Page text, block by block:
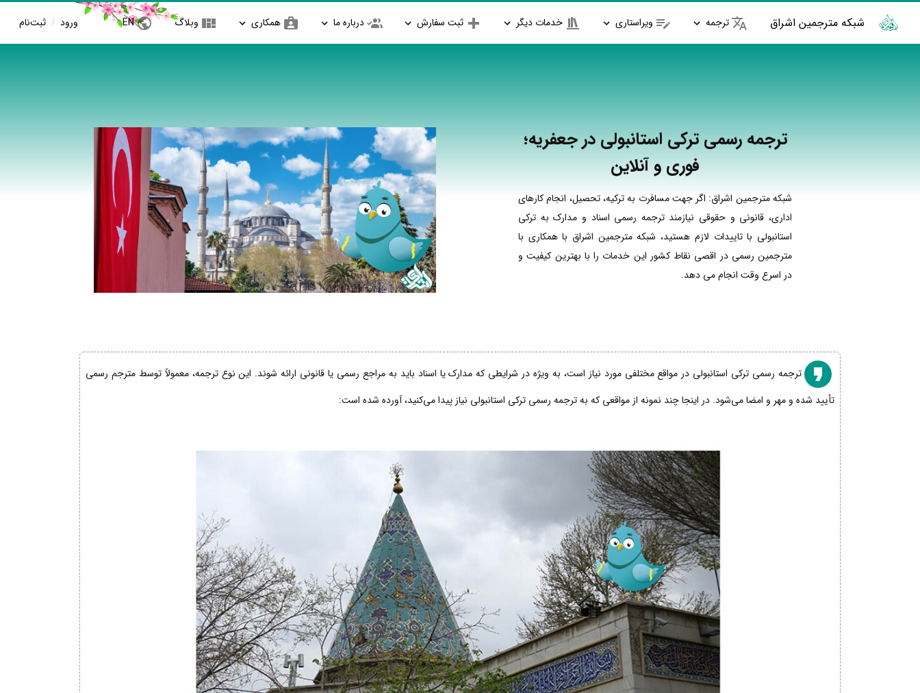
شبکه مترجمین اشراق ترجمه ویراستاری خدمات دیگر ثبت سفارش درباره ما همکاری وبلاگ EN ورود / ثبت‌نام
ترجمه رسمی ترکی استانبولی در جعفریه؛
فوری و آنلاین
شبکه مترجمین اشراق: اگر جهت مسافرت به ترکیه، تحصیل، انجام کارهای
اداری، قانونی و حقوقی نیازمند ترجمه رسمی اسناد و مدارک به ترکی
استانبولی با تاییدات لازم هستید، شبکه مترجمین اشراق با همکاری با
مترجمین رسمی در اقصی نقاط کشور این خدمات را با بهترین کیفیت و
در اسرع وقت انجام می دهد.
ترجمه رسمی ترکی استانبولی در مواقع مختلفی مورد نیاز است، به ویژه در شرایطی که مدارک یا اسناد باید به مراجع رسمی یا قانونی ارائه شوند. این نوع ترجمه، معمولاً توسط مترجم رسمی
تأیید شده و مهر و امضا می‌شود. در اینجا چند نمونه از مواقعی که به ترجمه رسمی ترکی استانبولی نیاز پیدا می‌کنید، آورده شده است: